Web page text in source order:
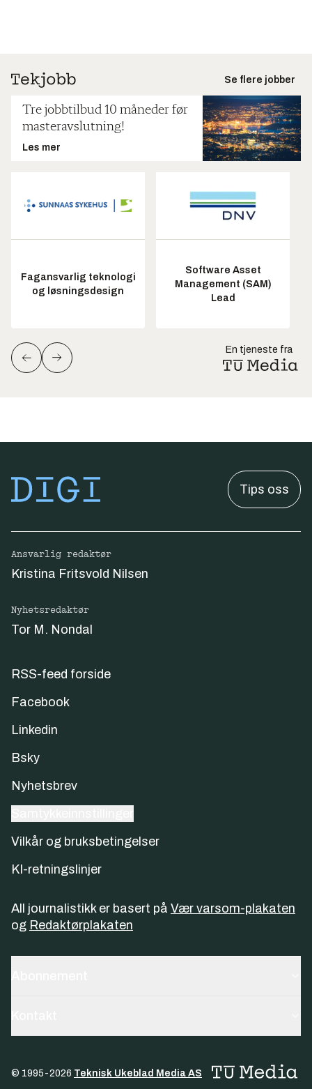
Se flere jobber
Tre jobbtilbud 10 måneder før
masteravslutning!
Les mer
Fagansvarlig teknologi
og løsningsdesign
Software Asset
Management (SAM)
Lead
En tjeneste fra
Tips oss
Ansvarlig redaktør
Kristina Fritsvold Nilsen
Nyhetsredaktør
Tor M. Nondal
RSS-feed forside
Facebook
Linkedin
Bsky
Nyhetsbrev
Vilkår og bruksbetingelser
KI-retningslinjer
All journalistikk er basert på Vær varsom-plakaten
og Redaktørplakaten
© 1995-2026 Teknisk Ukeblad Media AS